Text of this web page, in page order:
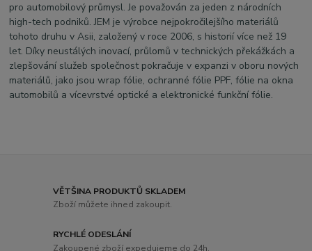
pro automobilový průmysl. Je považován za jeden z národních
high-tech podniků. JEM je výrobce nejpokročilejšího materiálů
tohoto druhu v Asii, založený v roce 2006, s historií více než 19
let. Díky neustálých inovací, průlomů v technických překážkách a
zlepšování služeb společnost pokračuje v expanzi v oboru nových
materiálů, jako jsou wrap fólie, ochranné fólie PPF, fólie na okna
automobilů a vícevrstvé optické a elektronické funkční fólie.
VĚTŠINA PRODUKTŮ SKLADEM
Zboží můžete ihned zakoupit.
RYCHLÉ ODESLÁNÍ
Zakoupené zboží expedujeme do 24h.